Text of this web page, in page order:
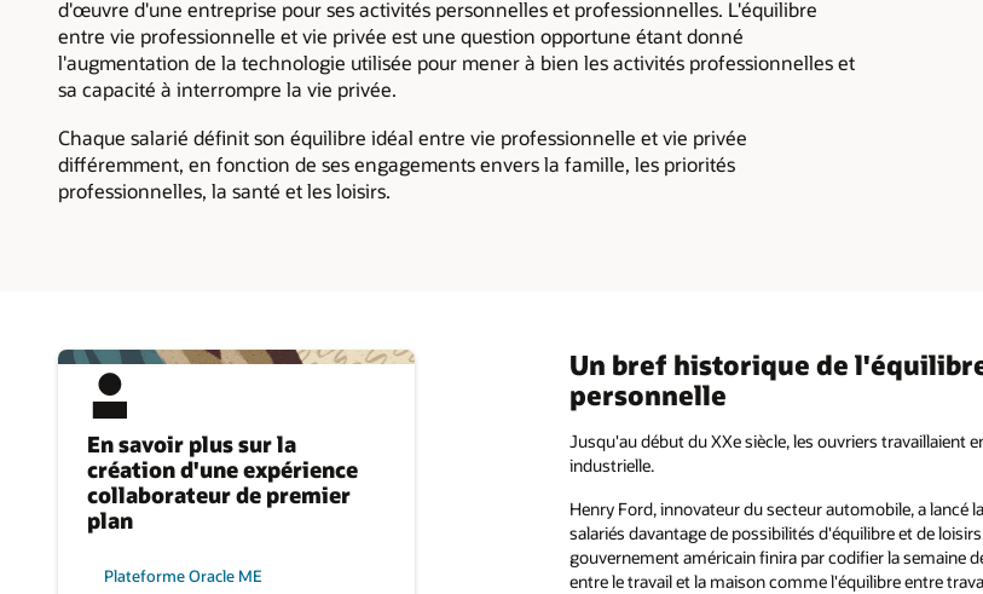
d'œuvre d'une entreprise pour ses activités personnelles et professionnelles. L'équilibre
entre vie professionnelle et vie privée est une question opportune étant donné
l'augmentation de la technologie utilisée pour mener à bien les activités professionnelles et
sa capacité à interrompre la vie privée.
Chaque salarié définit son équilibre idéal entre vie professionnelle et vie privée
différemment, en fonction de ses engagements envers la famille, les priorités
professionnelles, la santé et les loisirs.
En savoir plus sur la
création d'une expérience
collaborateur de premier
plan
Plateforme Oracle ME
Un bref historique de
personnelle
Jusqu'au début du XXe siècle, les ouvriers travaillaient
industrielle.
Henry Ford, innovateur du secteur automobile, a lancé
salariés davantage de possibilités d'équilibre et de
gouvernement américain finira par codifier la semaine
entre le travail et la maison comme l'équilibre entre